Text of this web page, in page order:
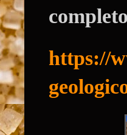
https://